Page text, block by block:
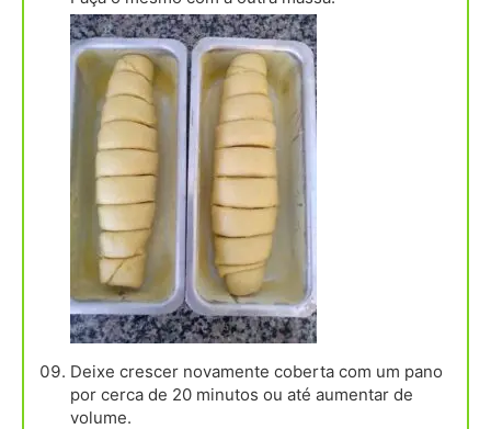
Deixe crescer novamente coberta com um pano
por cerca de 20 minutos ou até aumentar de
volume.